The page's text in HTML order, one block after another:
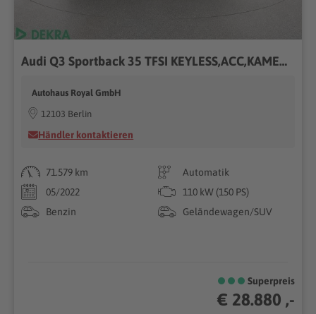
Audi Q3 Sportback 35 TFSI KEYLESS,ACC,KAMERA,VIRTUAL
Autohaus Royal GmbH
12103 Berlin
Händler kontaktieren
71.579 km
Automatik
05/2022
110 kW (150 PS)
Benzin
Geländewagen/SUV
Superpreis
€ 28.880 ,-